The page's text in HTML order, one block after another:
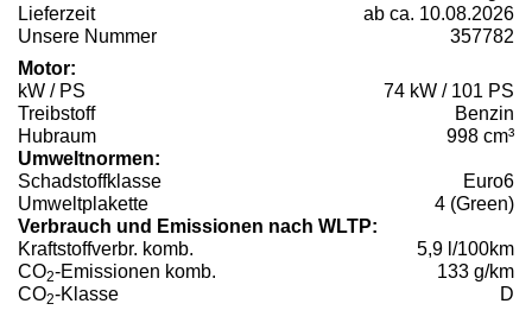
Lieferzeit
ab ca. 10.08.2026
Unsere Nummer
357782
Motor:
kW / PS
74 kW / 101 PS
Treibstoff
Benzin
Hubraum
998 cm³
Umweltnormen:
Schadstoffklasse
Euro6
Umweltplakette
4 (Green)
Verbrauch und Emissionen nach WLTP:
Kraftstoffverbr. komb.
5,9 l/100km
CO2-Emissionen komb.
133 g/km
CO2-Klasse D